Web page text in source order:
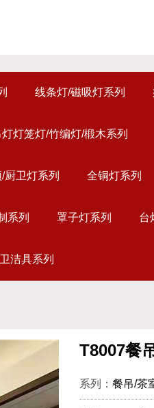
线条灯/磁吸灯系列
灯笼灯/竹编灯/椴木系列
厨卫灯系列 全铜灯系列
系列 罩子灯系列 台
洁具系列
T8007餐
系列： 餐吊/茶